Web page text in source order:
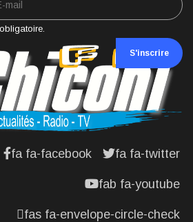
S'inscrire
fa fa-facebook fa fa-twitter
fab fa-youtube
fas fa-envelope-circle-check